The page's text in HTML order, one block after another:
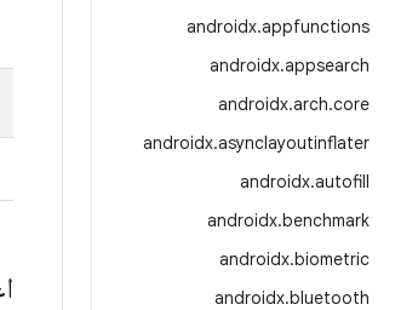
androidx.appfunctions
androidx.appsearch
androidx.arch.core
androidx.asynclayoutinflater
androidx.autofill
androidx.benchmark
androidx.biometric
androidx.bluetooth